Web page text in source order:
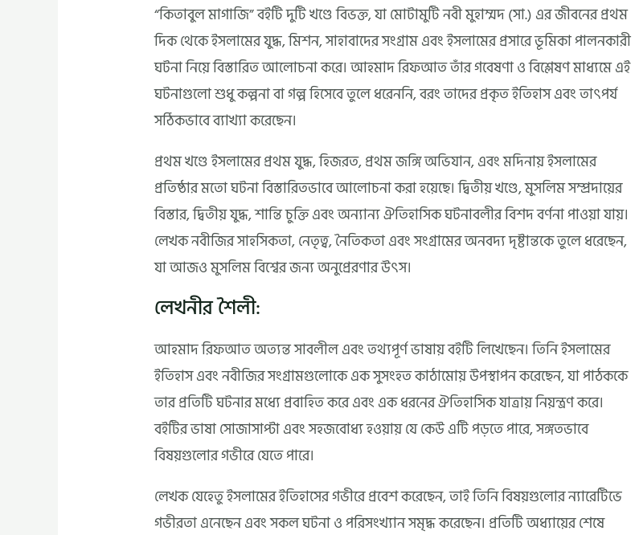
“কিতাবুল মাগাজি” বইটি দুটি খণ্ডে বিভক্ত, যা মোটামুটি নবী মুহাম্মদ (সা.) এর জীবনের প্রথম
দিক থেকে ইসলামের যুদ্ধ, মিশন, সাহাবাদের সংগ্রাম এবং ইসলামের প্রসারে ভূমিকা পালনকারী
ঘটনা নিয়ে বিস্তারিত আলোচনা করে। আহমাদ রিফআত তাঁর গবেষণা ও বিশ্লেষণ মাধ্যমে এই
ঘটনাগুলো শুধু কল্পনা বা গল্প হিসেবে তুলে ধরেননি, বরং তাদের প্রকৃত ইতিহাস এবং তাৎপর্য
সঠিকভাবে ব্যাখ্যা করেছেন।
প্রথম খণ্ডে ইসলামের প্রথম যুদ্ধ, হিজরত, প্রথম জঙ্গি অভিযান, এবং মদিনায় ইসলামের
প্রতিষ্ঠার মতো ঘটনা বিস্তারিতভাবে আলোচনা করা হয়েছে। দ্বিতীয় খণ্ডে, মুসলিম সম্প্রদায়ের
বিস্তার, দ্বিতীয় যুদ্ধ, শান্তি চুক্তি এবং অন্যান্য ঐতিহাসিক ঘটনাবলীর বিশদ বর্ণনা পাওয়া যায়।
লেখক নবীজির সাহসিকতা, নেতৃত্ব, নৈতিকতা এবং সংগ্রামের অনবদ্য দৃষ্টান্তকে তুলে ধরেছেন,
যা আজও মুসলিম বিশ্বের জন্য অনুপ্রেরণার উৎস।
লেখনীর শৈলী:
আহমাদ রিফআত অত্যন্ত সাবলীল এবং তথ্যপূর্ণ ভাষায় বইটি লিখেছেন। তিনি ইসলামের
ইতিহাস এবং নবীজির সংগ্রামগুলোকে এক সুসংহত কাঠামোয় উপস্থাপন করেছেন, যা পাঠককে
তার প্রতিটি ঘটনার মধ্যে প্রবাহিত করে এবং এক ধরনের ঐতিহাসিক যাত্রায় নিয়ন্ত্রণ করে।
বইটির ভাষা সোজাসাপ্টা এবং সহজবোধ্য হওয়ায় যে কেউ এটি পড়তে পারে, সঙ্গতভাবে
বিষয়গুলোর গভীরে যেতে পারে।
লেখক যেহেতু ইসলামের ইতিহাসের গভীরে প্রবেশ করেছেন, তাই তিনি বিষয়গুলোর ন্যারেটিভে
গভীরতা এনেছেন এবং সকল ঘটনা ও পরিসংখ্যান সমৃদ্ধ করেছেন। প্রতিটি অধ্যায়ের শেষে